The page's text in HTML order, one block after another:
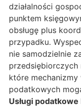
działalności
punktem
obsługę plus
przypadku.
nie samodzielnie
które
podatkowych
Usługi